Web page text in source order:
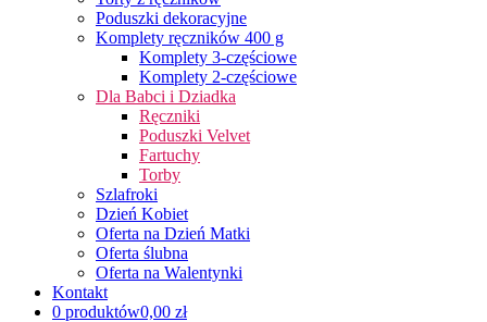
Poduszki dekoracyjne
Komplety ręczników 400 g
Komplety 3-częściowe
Komplety 2-częściowe
Dla Babci i Dziadka
Ręczniki
Poduszki Velvet
Fartuchy
Torby
Szlafroki
Dzień Kobiet
Oferta na Dzień Matki
Oferta ślubna
Oferta na Walentynki
Kontakt
0 produktów0,00 zł